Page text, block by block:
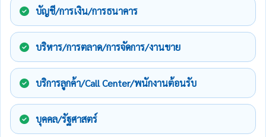
บัญชี/การเงิน/การธนาคาร
บริหาร/การตลาด/การจัดการ/งานขาย
บริการลูกค้า/Call Center/พนักงานต้อนรับ
บุคคล/รัฐศาสตร์